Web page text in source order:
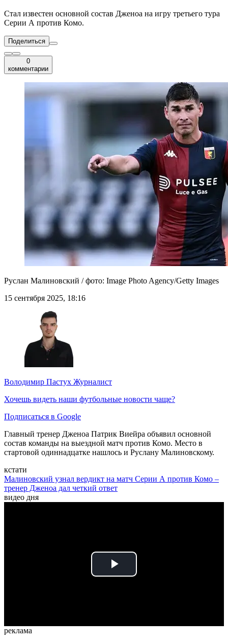
Стал известен основной состав Дженоа на игру третьего тура
Серии А против Комо.
Поделиться
0
комментарии
Руслан Малиновский / фото: Image Photo Agency/Getty Images
15 сентября 2025, 18:16
Володимир Пастух Журналист
Хочешь видеть наши футбольные новости чаще?
Подписаться в Google
Главный тренер Дженоа Патрик Виейра объявил основной
состав команды на выездной матч против Комо. Место в
стартовой одиннадцатке нашлось и Руслану Малиновскому.
кстати
Малиновский узнал вердикт на матч Серии А против Комо –
тренер Дженоа дал четкий ответ
видео дня
Play
реклама